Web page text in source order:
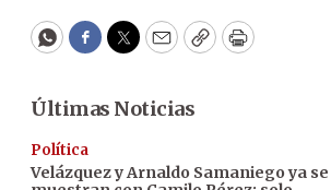
WhatsApp
Facebook
Twitter
EmailCopyPrint
Últimas Noticias
Política
Velázquez y Arnaldo Samaniego ya se